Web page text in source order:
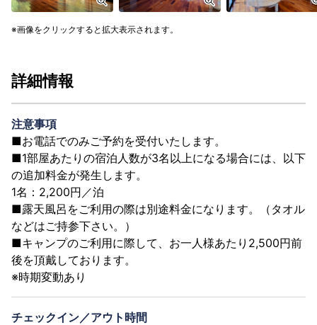
画像をクリックすると拡大表示されます。
詳細情報
注意事項
■お電話でのみご予約を受付いたします。
■1部屋あたりの宿泊人数が3名以上になる場合には、以下
の追加料金が発生します。
1名：2,200円／泊
■露天風呂をご利用の際は別途料金になります。（タオル
などはご持参下さい。）
■キャンプのご利用に際して、お一人様あたり2,500円前
後を頂戴しております。
※時期変動あり
チェックイン／アウト時間